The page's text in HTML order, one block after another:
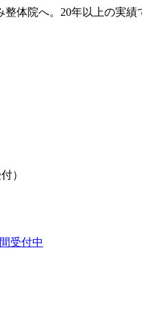
体院へ。20年以上の実
）